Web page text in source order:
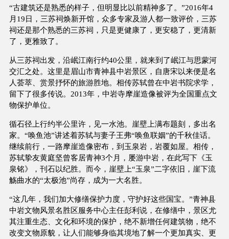
“古建筑还是熟悉的样子，但明显比以前精神多了。”2016年4
月19日，三苏祠焕新开馆，众多专家及游人都一致评价，三苏
祠还是那个熟悉的三苏祠，只是更健康了，更安稳了，更清新
了，更雅致了。
从三苏祠出发，沿岷江南行约40公里，就来到了岷江与思蒙河
交汇之处。这里是眉山市青神县中岩景区，自唐宋以来便是名
人荟萃、赏景抒怀的旅游胜地。相传苏轼曾在中岩书院求学，
留下了很多传说。2013年，中岩寺摩崖造像被评为全国重点文
物保护单位。
循石径上行约半公里许，见一水池。崖壁上满布题刻，多出名
家。“唤鱼池”讲述着苏轼与妻子王弗“唤鱼联姻”的千秋佳话。
继续前行，一路摩崖造像密布，到玉泉岩，岩覆如屋。相传，
苏轼挚友黄庭坚曾客居青神3个月，屡游中岩，在此写下《玉
泉铭》，刊石以纪胜。而今，崖壁上“玉泉”二字依旧，崖下流
觞曲水的“太极池”尚存，成为一大名胜。
“这几年，我们加大修缮保护力度，守护好这些国宝。”青神县
中岩文物风景名胜区服务中心主任彭利说，在修缮中，景区尤
其注重生态、文化和环境的保护，绝不新增任何建筑物，绝不
改变文物原貌，让人们能够身临其境地了解一个更加真实、更